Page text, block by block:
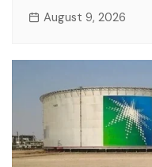
August 9, 2026